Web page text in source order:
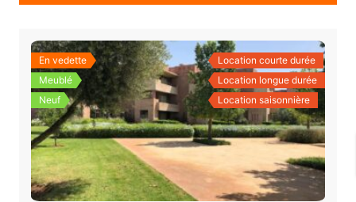
En vedette
Meublé
Neuf
Location courte durée
Location longue durée
Location saisonnière